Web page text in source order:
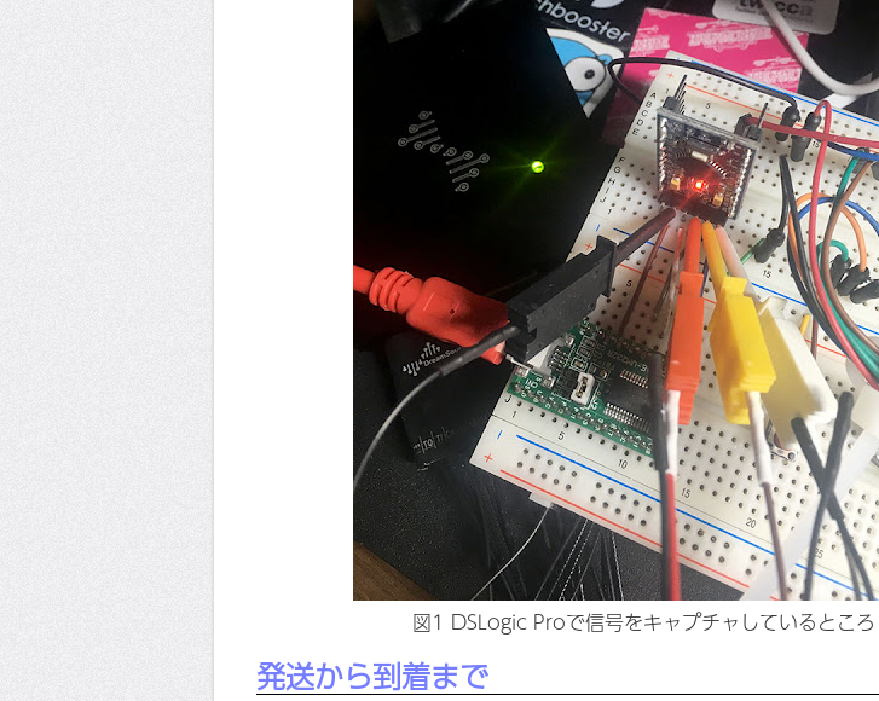
図1 DSLogic Proで信号をキャプチャしているところ
発送から到着まで